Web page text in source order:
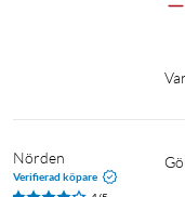
Nörden
Verifierad köpare